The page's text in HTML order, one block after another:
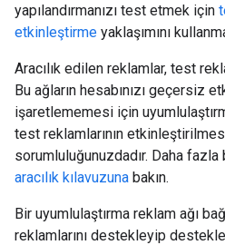
yapılandırmanızı test etmek için
etkinleştirme yaklaşımını
Aracılık edilen reklamlar, test
Bu ağların hesabınızı geçersiz
işaretlememesi için
test reklamlarının
sorumluluğunuzdadır. Daha
aracılık kılavuzuna bakın.
Bir uyumlulaştırma reklam ağı
reklamlarını destekleyip